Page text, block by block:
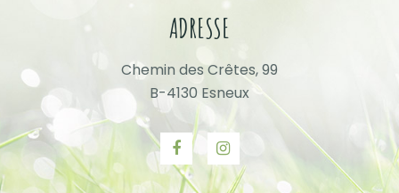
ADRESSE
Chemin des Crêtes, 99
B-4130 Esneux